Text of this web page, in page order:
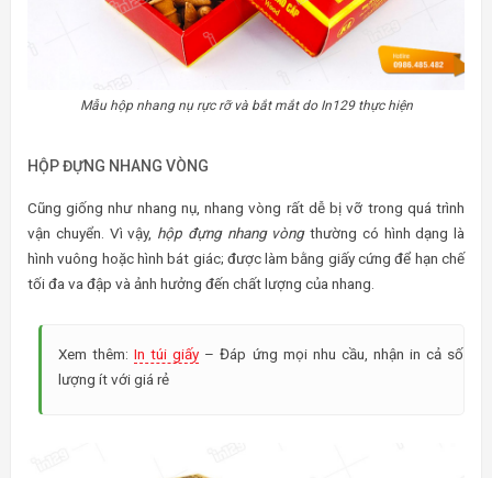
Mẫu hộp nhang nụ rực rỡ và bắt mắt do In129 thực hiện
HỘP ĐỰNG NHANG VÒNG
Cũng giống như nhang nụ, nhang vòng rất dễ bị vỡ trong quá trình
vận chuyển. Vì vậy, hộp đựng nhang vòngthường có hình dạng là
hình vuông hoặc hình bát giác; được làm bằng giấy cứng để hạn chế
tối đa va đập và ảnh hưởng đến chất lượng của nhang.
Xem thêm:In túi giấy – Đáp ứng mọi nhu cầu, nhận in cả số
lượng ít với giá rẻ